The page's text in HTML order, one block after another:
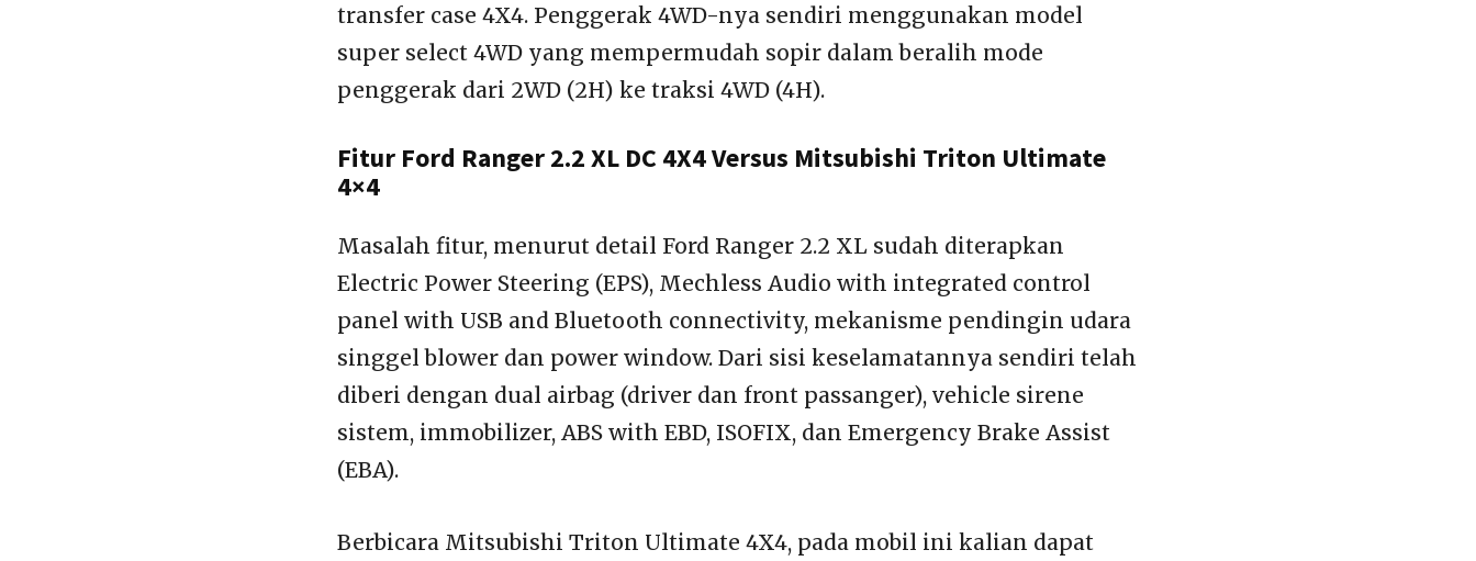
transfer case 4X4. Penggerak 4WD-nya sendiri menggunakan model
super select 4WD yang mempermudah sopir dalam beralih mode
penggerak dari 2WD (2H) ke traksi 4WD (4H).
Fitur Ford Ranger 2.2 XL DC 4X4 Versus Mitsubishi Triton Ultimate
4×4
Masalah fitur, menurut detail Ford Ranger 2.2 XL sudah diterapkan
Electric Power Steering (EPS), Mechless Audio with integrated control
panel with USB and Bluetooth connectivity, mekanisme pendingin udara
singgel blower dan power window. Dari sisi keselamatannya sendiri telah
diberi dengan dual airbag (driver dan front passanger), vehicle sirene
sistem, immobilizer, ABS with EBD, ISOFIX, dan Emergency Brake Assist
(EBA).
Berbicara Mitsubishi Triton Ultimate 4X4, pada mobil ini kalian dapat